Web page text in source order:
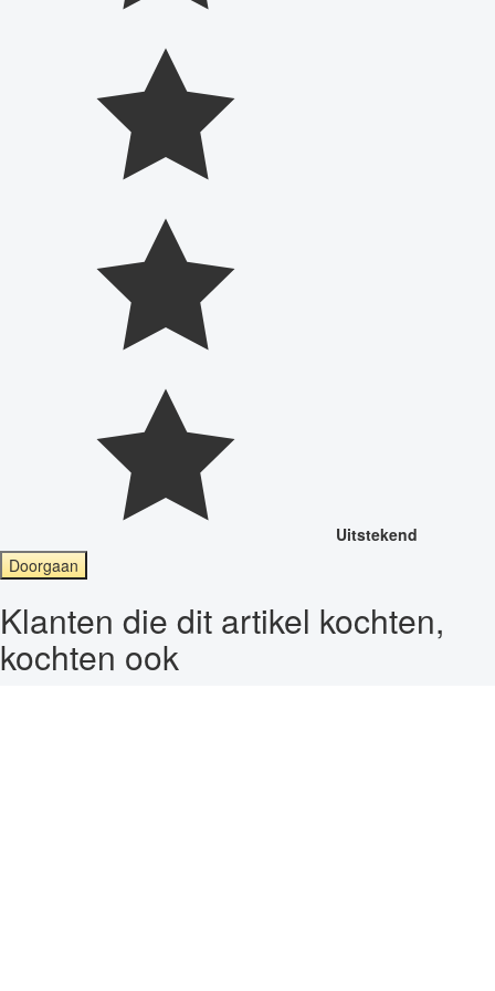
Uitstekend
Doorgaan
Klanten die dit artikel kochten,
kochten ook